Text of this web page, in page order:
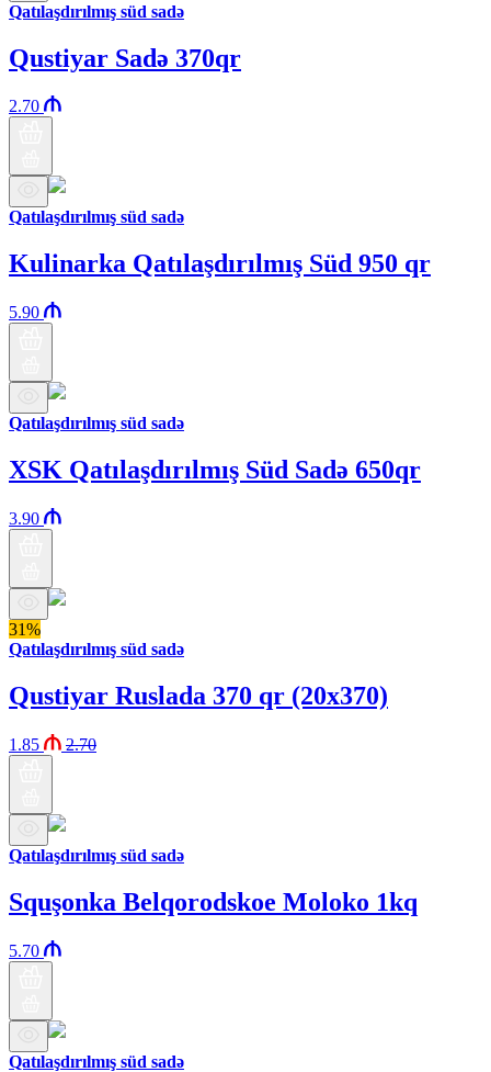
Qatılaşdırılmış süd sadə
Qustiyar Sadə 370qr
2.70
Qatılaşdırılmış süd sadə
Kulinarka Qatılaşdırılmış Süd 950 qr
5.90
Qatılaşdırılmış süd sadə
XSK Qatılaşdırılmış Süd Sadə 650qr
3.90
31%
Qatılaşdırılmış süd sadə
Qustiyar Ruslada 370 qr (20x370)
1.85 2.70
Qatılaşdırılmış süd sadə
Squşonka Belqorodskoe Moloko 1kq
5.70
Qatılaşdırılmış süd sadə